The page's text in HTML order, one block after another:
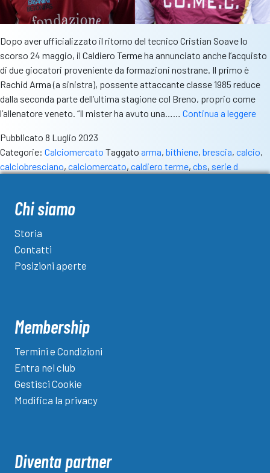
Dopo aver ufficializzato il ritorno del tecnico Cristian Soave lo
scorso 24 maggio, il Caldiero Terme ha annunciato anche l’acquisto
di due giocatori proveniente da formazioni nostrane. Il primo è
Rachid Arma (a sinistra), possente attaccante classe 1985 reduce
dalla seconda parte dell’ultima stagione col Breno, proprio come
l’allenatore veneto. “Il mister ha avuto una…… Continua a leggere
Pubblicato 8 Luglio 2023
Categorie: Calciomercato Taggato arma, bithiene, brescia, calcio,
calciobresciano, calciomercato, caldiero terme, cbs, serie d
Chi siamo
Storia
Contatti
Posizioni aperte
Membership
Termini e Condizioni
Entra nel club
Gestisci Cookie
Modifica la privacy
Diventa partner